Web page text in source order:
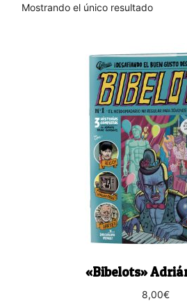
Mostrando el único resultado
«Bibelots»
8,00€